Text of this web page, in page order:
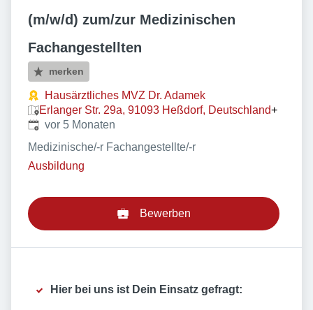
(m/w/d) zum/zur Medizinischen
Fachangestellten
merken
Hausärztliches MVZ Dr. Adamek
Erlanger Str. 29a, 91093 Heßdorf, Deutschland+
Veröffentlicht:
vor 5 Monaten
Medizinische/-r Fachangestellte/-r
Ausbildung
Bewerben
Hier bei uns ist Dein Einsatz gefragt: